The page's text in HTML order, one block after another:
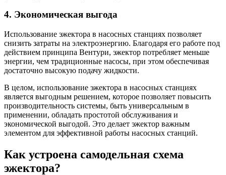
4. Экономическая выгода
Использование эжектора в насосных станциях позволяет
снизить затраты на электроэнергию. Благодаря его работе под
действием принципа Вентури, эжектор потребляет меньше
энергии, чем традиционные насосы, при этом обеспечивая
достаточно высокую подачу жидкости.
В целом, использование эжектора в насосных станциях
является выгодным решением, которое позволяет повысить
производительность системы, быть универсальным в
применении, обладать простотой обслуживания и
экономической выгодой. Это делает эжектор важным
элементом для эффективной работы насосных станций.
Как устроена самодельная схема
эжектора?